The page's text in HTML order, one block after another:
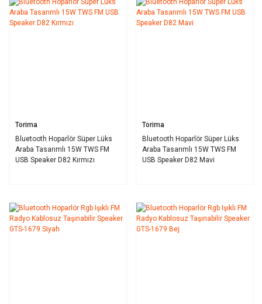
Torima
Bluetooth Hoparlör Süper Lüks
Araba Tasarımlı 15W TWS FM
USB Speaker D82 Kırmızı
Torima
Bluetooth Hoparlör Süper Lüks
Araba Tasarımlı 15W TWS FM
USB Speaker D82 Mavi